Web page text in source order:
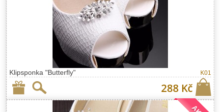
Klipsponka "Butterfly" K01
288 Kč